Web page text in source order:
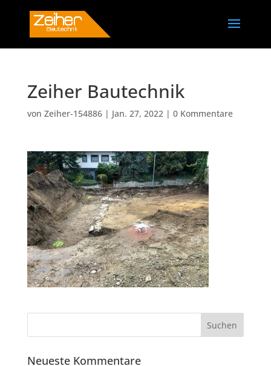
Zeiher Bautechnik
von Zeiher-154886| Jan. 27, 2022| 0 Kommentare
Neueste Kommentare